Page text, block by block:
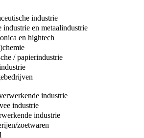
industrie
industrie en metaalindustrie
en hightech
/ papierindustrie
industrie
industrie
industrie
zoetwaren